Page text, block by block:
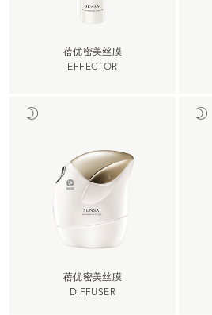
蓓优密美丝膜
EFFECTOR
蓓优密美丝膜
DIFFUSER